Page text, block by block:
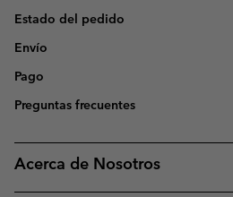
Estado del pedido
Envío
Pago
Preguntas frecuentes
Acerca de Nosotros